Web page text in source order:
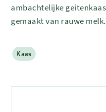
ambachtelijke
gemaakt van rauwe melk.
Kaas